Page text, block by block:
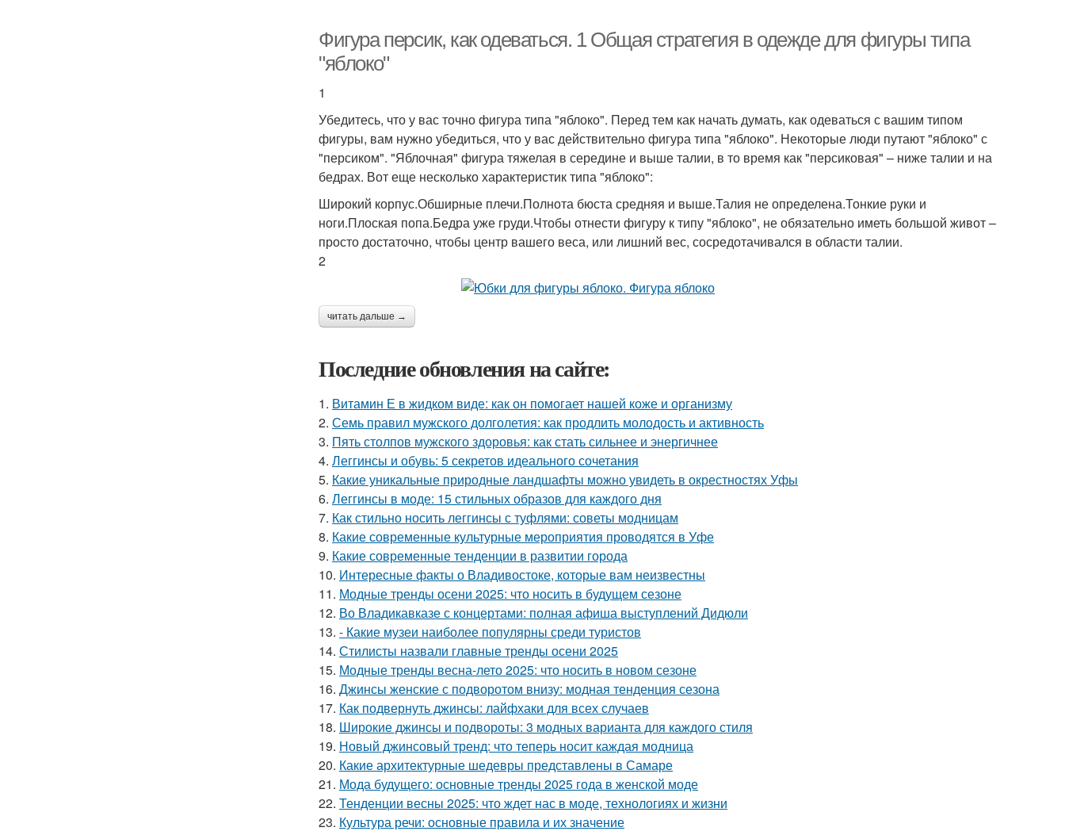
Фигура персик, как одеваться. 1 Общая стратегия в одежде для фигуры типа
"яблоко"
1
Убедитесь, что у вас точно фигура типа "яблоко". Перед тем как начать думать, как одеваться с вашим типом
фигуры, вам нужно убедиться, что у вас действительно фигура типа "яблоко". Некоторые люди путают "яблоко" с
"персиком". "Яблочная" фигура тяжелая в середине и выше талии, в то время как "персиковая" – ниже талии и на
бедрах. Вот еще несколько характеристик типа "яблоко":
Широкий корпус.Обширные плечи.Полнота бюста средняя и выше.Талия не определена.Тонкие руки и
ноги.Плоская попа.Бедра уже груди.Чтобы отнести фигуру к типу "яблоко", не обязательно иметь большой живот –
просто достаточно, чтобы центр вашего веса, или лишний вес, сосредотачивался в области талии.
2
читать дальше →
Последние обновления на сайте:
1. Витамин Е в жидком виде: как он помогает нашей коже и организму
2. Семь правил мужского долголетия: как продлить молодость и активность
3. Пять столпов мужского здоровья: как стать сильнее и энергичнее
4. Леггинсы и обувь: 5 секретов идеального сочетания
5. Какие уникальные природные ландшафты можно увидеть в окрестностях Уфы
6. Леггинсы в моде: 15 стильных образов для каждого дня
7. Как стильно носить леггинсы с туфлями: советы модницам
8. Какие современные культурные мероприятия проводятся в Уфе
9. Какие современные тенденции в развитии города
10. Интересные факты о Владивостоке, которые вам неизвестны
11. Модные тренды осени 2025: что носить в будущем сезоне
12. Во Владикавказе с концертами: полная афиша выступлений Дидюли
13. - Какие музеи наиболее популярны среди туристов
14. Стилисты назвали главные тренды осени 2025
15. Модные тренды весна-лето 2025: что носить в новом сезоне
16. Джинсы женские с подворотом внизу: модная тенденция сезона
17. Как подвернуть джинсы: лайфхаки для всех случаев
18. Широкие джинсы и подвороты: 3 модных варианта для каждого стиля
19. Новый джинсовый тренд: что теперь носит каждая модница
20. Какие архитектурные шедевры представлены в Самаре
21. Мода будущего: основные тренды 2025 года в женской моде
22. Тенденции весны 2025: что ждет нас в моде, технологиях и жизни
23. Культура речи: основные правила и их значение